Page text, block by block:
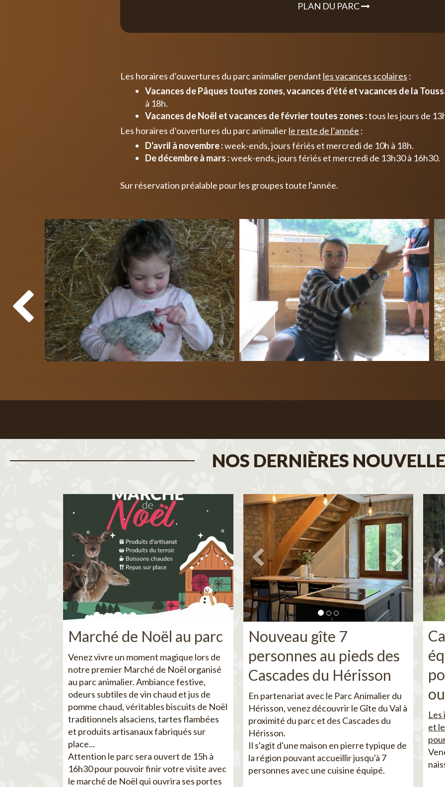
PLAN DU PARC
Les horaires d’ouvertures du parc animalier pendant les vacances scolaires :
Vacances de Pâques toutes zones, vacances d'été et vacances de la
à 18h.
Vacances de Noël et vacances de février toutes zones :tous les jours de
Les horaires d’ouvertures du parc animalierle reste de l’année :
D'avril à novembre :week-ends, jours fériés et mercredi de 10h à 18h.
De décembre à mars :week-ends, jours fériés et mercredi de 13h30 à 16h30.
Sur réservation préalable pour les groupes toute l'année.
NOS DERNIÈRES
Marché de Noël au parc
Venez vivre un moment magique lors de
notre premier Marché de Noël organisé
au parc animalier. Ambiance festive,
odeurs subtiles de vin chaud et jus de
pomme chaud, véritables biscuits de Noël
traditionnels alsaciens, tartes flambées
et produits artisanaux fabriqués sur
place...
Attention le parc sera ouvert de 15h à
16h30 pour pouvoir finir votre visite avec
le marché de Noël qui ouvrira ses portes
Nouveau gîte 7
personnes au pieds des
Cascades du Hérisson
En partenariat avec le Parc Animalier du
Hérisson, venez découvrir le Gîte du Val à
proximité du parc et des Cascades du
Hérisson.
Il s'agit d'une maison en pierre typique de
la région pouvant accueillir jusqu'à 7
personnes avec une cuisine équipé.
Les
et